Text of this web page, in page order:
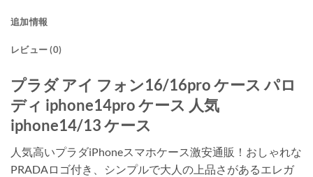
追加情報
レビュー (0)
プラダ アイ フォン16/16pro ケース パロ
ディ iphone14pro ケース 人気
iphone14/13 ケース
人気高いプラダiPhoneスマホケース激安通販！おしゃれな
PRADAロゴ付き、シンプルで大人の上品さがあるエレガ